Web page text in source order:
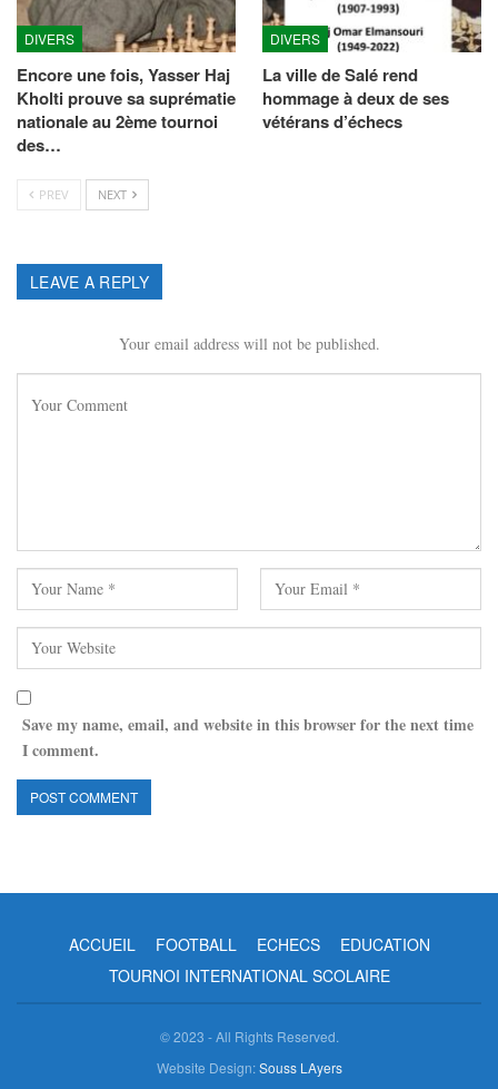
DIVERS
Encore une fois, Yasser Haj
Kholti prouve sa suprématie
nationale au 2ème tournoi
des…
DIVERS
La ville de Salé rend
hommage à deux de ses
vétérans d’échecs
PREV NEXT
LEAVE A REPLY
Your email address will not be published.
Save my name, email, and website in this browser for the next time
I comment.
ACCUEIL FOOTBALL ECHECS
EDUCATION
TOURNOI INTERNATIONAL SCOLAIRE
© 2023 - All Rights Reserved.
Website Design:Souss LAyers